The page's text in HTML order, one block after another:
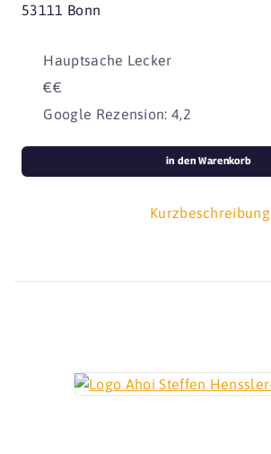
53111 Bonn
Hauptsache Lecker
€€
Google Rezension: 4,2
Kurzbeschreibung
in den Warenkorb